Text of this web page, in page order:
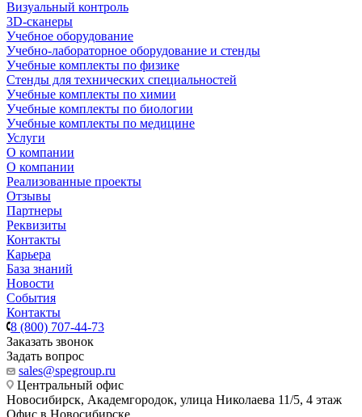
Визуальный контроль
3D-сканеры
Учебное оборудование
Учебно-лабораторное оборудование и стенды
Учебные комплекты по физике
Стенды для технических специальностей
Учебные комплекты по химии
Учебные комплекты по биологии
Учебные комплекты по медицине
Услуги
О компании
О компании
Реализованные проекты
Отзывы
Партнеры
Реквизиты
Контакты
Карьера
База знаний
Новости
События
Контакты
8 (800) 707-44-73
Заказать звонок
Задать вопрос
sales@spegroup.ru
Центральный офис
Новосибирск, Академгородок, улица Николаева 11/5, 4 этаж
Офис в Новосибирске